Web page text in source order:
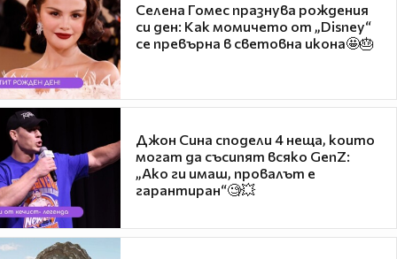
Селена Гомес празнува рождения
си ден: Как момичето от „Disney“
се превърна в световна икона🤩🎂
Джон Сина сподели 4 неща, които
могат да съсипят всяко GenZ:
„Ако ги имаш, провалът е
гарантиран“🧐💥